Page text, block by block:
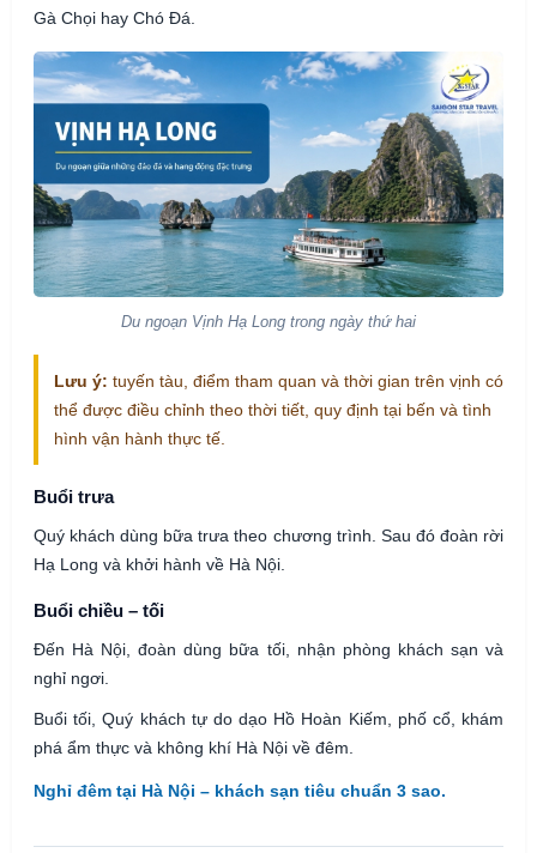
Gà Chọi hay Chó Đá.
Du ngoạn Vịnh Hạ Long trong ngày thứ hai
Lưu ý: tuyến tàu, điểm tham quan và thời gian trên vịnh có
thể được điều chỉnh theo thời tiết, quy định tại bến và tình
hình vận hành thực tế.
Buổi trưa
Quý khách dùng bữa trưa theo chương trình. Sau đó đoàn rời
Hạ Long và khởi hành về Hà Nội.
Buổi chiều – tối
Đến Hà Nội, đoàn dùng bữa tối, nhận phòng khách sạn và
nghỉ ngơi.
Buổi tối, Quý khách tự do dạo Hồ Hoàn Kiếm, phố cổ, khám
phá ẩm thực và không khí Hà Nội về đêm.
Nghỉ đêm tại Hà Nội – khách sạn tiêu chuẩn 3 sao.